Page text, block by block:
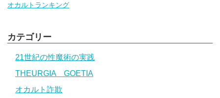
オカルトランキング
カテゴリー
21世紀の性魔術の実践
THEURGIA GOETIA
オカルト詐欺